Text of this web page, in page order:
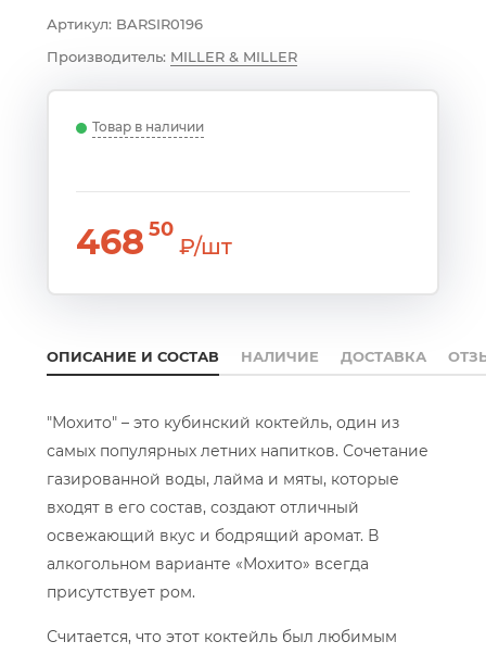
Артикул: BARSIR0196
Производитель: MILLER & MILLER
Товар в наличии
46850
₽/шт
ОПИСАНИЕ И СОСТАВ НАЛИЧИЕ ДОСТАВКА
"Мохито" – это кубинский коктейль, один из
самых популярных летних напитков. Сочетание
газированной воды, лайма и мяты, которые
входят в его состав, создают отличный
освежающий вкус и бодрящий аромат. В
алкогольном варианте «Мохито» всегда
присутствует ром.
Считается, что этот коктейль был любимым